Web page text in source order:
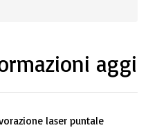
laser puntale